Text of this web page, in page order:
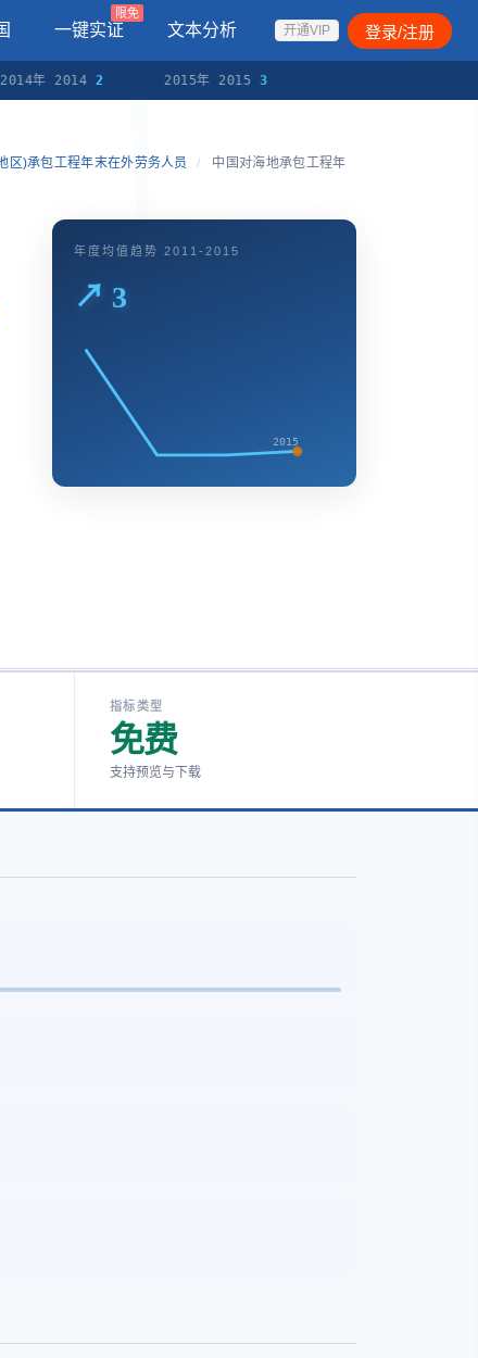
一键实证
限免
文本分析 开通VIP 登录/注册
2014年 2014 2 2015年 2015 3
区)承包工程年末在外劳务人员 /
中国对海地承包工程年
年度均值趋势 2011-2015
↗ 3
2015
指标类型
免费
支持预览与下载